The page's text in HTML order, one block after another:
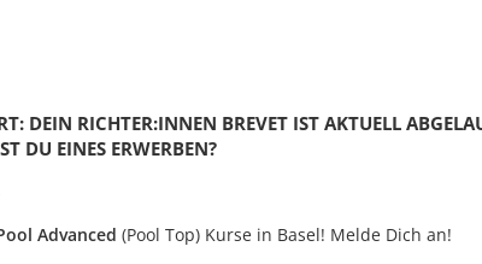
DEIN RICHTER:INNEN BREVET IST AKTUELL
DU EINES ERWERBEN?
Advanced (Pool Top) Kurse in Basel! Melde Dich an!